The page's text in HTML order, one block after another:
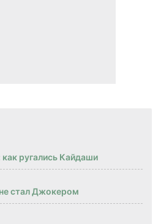
ругались Кайдаши
стал Джокером